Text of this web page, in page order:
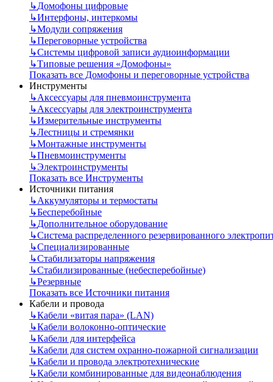
↳Домофоны цифровые
↳Интерфоны, интеркомы
↳Модули сопряжения
↳Переговорные устройства
↳Системы цифровой записи аудиоинформации
↳Типовые решения «Домофоны»
Показать все Домофоны и переговорные устройства
Инструменты
↳Аксессуары для пневмоинструмента
↳Аксессуары для электроинструмента
↳Измерительные инструменты
↳Лестницы и стремянки
↳Монтажные инструменты
↳Пневмоинструменты
↳Электроинструменты
Показать все Инструменты
Источники питания
↳Аккумуляторы и термостаты
↳Бесперебойные
↳Дополнительное оборудование
↳Система распределенного резервированного
↳Специализированные
↳Стабилизаторы напряжения
↳Стабилизированные (небесперебойные)
↳Резервные
Показать все Источники питания
Кабели и провода
↳Кабели «витая пара» (LAN)
↳Кабели волоконно-оптические
↳Кабели для интерфейса
↳Кабели для систем охранно-пожарной сигнализации
↳Кабели и провода электротехнические
↳Кабели комбинированные для видеонаблюдения